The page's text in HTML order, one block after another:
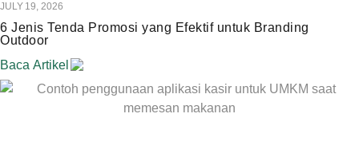
JULY 19, 2026
6 Jenis Tenda Promosi yang Efektif untuk Branding
Outdoor
Baca Artikel